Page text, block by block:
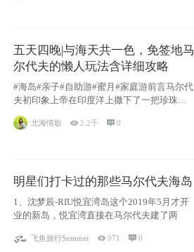
五天四晚|与海天共一色，免签地马
尔代夫的懒人玩法含详细攻略
#海岛#亲子#自助游#蜜月#家庭游前言马尔代
夫初印象上帝在印度洋上撒下了一把珍珠，
北海情歌 2.2千 0
明星们打卡过的那些马尔代夫海岛
1、沈梦辰-RIU悦宜湾岛这个2019年5月才开
业的新岛，悦宜湾直接在马尔代夫建了两
飞鱼旅行Summer 971 0